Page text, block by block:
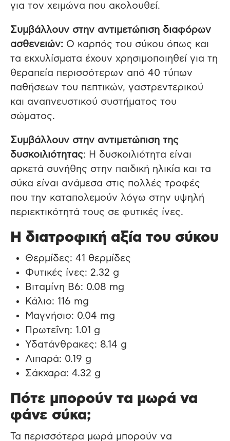
για τον χειμώνα που ακολουθεί.
Συμβάλλουν στην αντιμετώπιση διαφόρων
ασθενειών: Ο καρπός του σύκου όπως και
τα εκχυλίσματα έχουν χρησιμοποιηθεί για τη
θεραπεία περισσότερων από 40 τύπων
παθήσεων του πεπτικών, γαστρεντερικού
και αναπνευστικού συστήματος του
σώματος.
Συμβάλλουν στην αντιμετώπιση της
δυσκοιλιότητας: Η δυσκοιλιότητα είναι
αρκετά συνήθης στην παιδική ηλικία και τα
σύκα είναι ανάμεσα στις πολλές τροφές
που την καταπολεμούν λόγω στην υψηλή
περιεκτικότητά τους σε φυτικές ίνες.
Η διατροφική αξία του σύκου
Θερμίδες: 41 θερμίδες
Φυτικές ίνες: 2.32 g
Βιταμίνη B6: 0.08 mg
Κάλιο: 116 mg
Μαγνήσιο: 0.04 mg
Πρωτεΐνη: 1.01 g
Υδατάνθρακες: 8.14 g
Λιπαρά: 0.19 g
Σάκχαρα: 4.32 g
Πότε μπορούν τα μωρά να
φάνε σύκα;
Τα περισσότερα μωρά μπορούν να